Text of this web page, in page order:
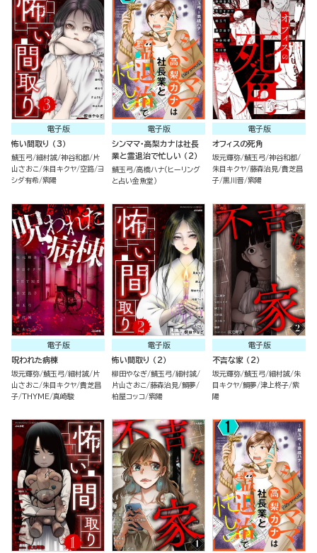
電子版
怖い間取り （3）
鯖玉弓 細村誠 神谷和都 片
山さおこ 朱目キクヤ 空路 ヨ
シダ有希 紫陽
電子版
シンママ・高梨カナは社長
業と霊退治で忙しい （2）
鯖玉弓 高橋ハナ（ヒーリング
と占い金魚堂）
電子版
オフィスの死角
坂元輝弥 鯖玉弓 神谷和都
朱目キクヤ 藤森治見 貴芝昌
子 黒川晋 紫陽
電子版
呪われた病棟
坂元輝弥 鯖玉弓 細村誠 片
山さおこ 朱目キクヤ 貴芝昌
子 THYME 真崎駿
電子版
怖い間取り （2）
柳田やなぎ 鯖玉弓 細村誠
片山さおこ 藤森治見 鯛夢
柏屋コッコ 紫陽
電子版
不吉な家 （2）
坂元輝弥 鯖玉弓 細村誠 朱
目キクヤ 鯛夢 津上柊子 紫
陽